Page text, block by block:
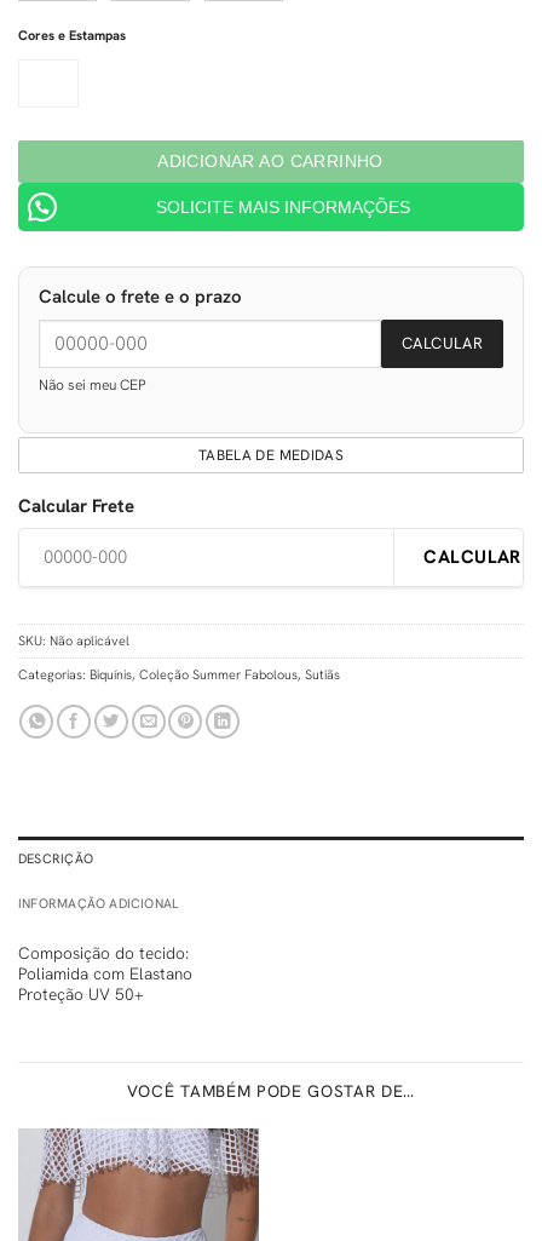
Cores e Estampas
ADICIONAR AO CARRINHO
SOLICITE MAIS INFORMAÇÕES
Calcule o frete e o prazo
CALCULAR
Não sei meu CEP
TABELA DE MEDIDAS
Calcular Frete
CALCULAR
SKU: Não aplicável
Categorias: Biquínis, Coleção Summer Fabolous, Sutiãs
DESCRIÇÃO
INFORMAÇÃO ADICIONAL
Composição do tecido:
Poliamida com Elastano
Proteção UV 50+
VOCÊ TAMBÉM PODE GOSTAR DE…